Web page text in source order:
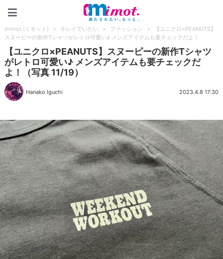
mimot.(ミモット) > キレイでいたい > ファッション >
【ユニクロ×PEANUTS】
スヌーピーの新作Tシャツがレトロ可愛い♪ メンズアイテムも要チェックだよ！
【ユニクロ×PEANUTS】スヌーピーの新作Tシャツ
がレトロ可愛い♪ メンズアイテムも要チェックだ
よ！（写真 11/19）
Hanako Iguchi 2023.4.8 17:30